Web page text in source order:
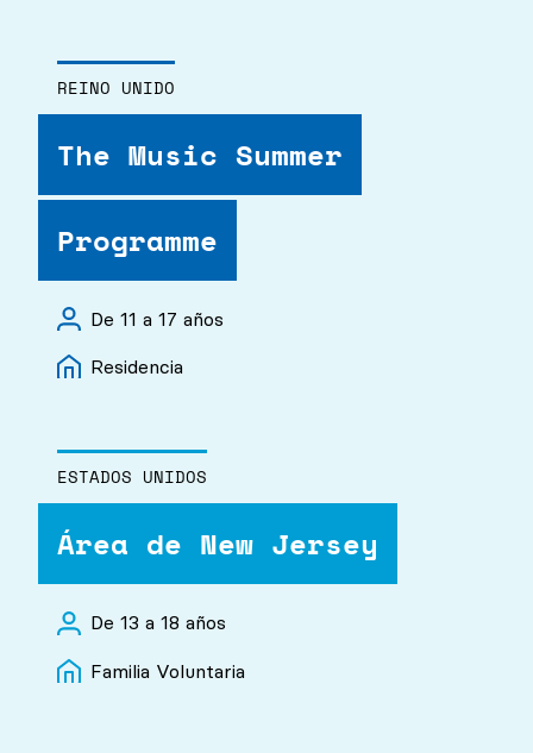
REINO UNIDO
The Music Summer
Programme
De 11 a 17 años
Residencia
ESTADOS UNIDOS
Área de New Jersey
De 13 a 18 años
Familia Voluntaria